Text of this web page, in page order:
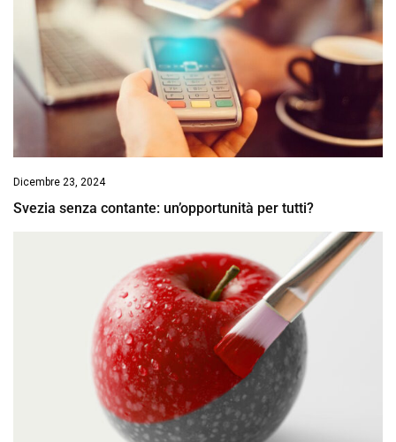
Dicembre 23, 2024
Svezia senza contante: un’opportunità per tutti?